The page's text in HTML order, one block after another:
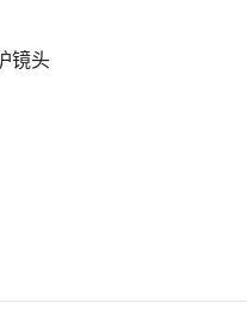
镜头